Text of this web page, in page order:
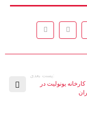
:پست بعدی
کارخانه یونولیت در